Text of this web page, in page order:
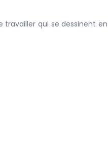
qui se dessinent en